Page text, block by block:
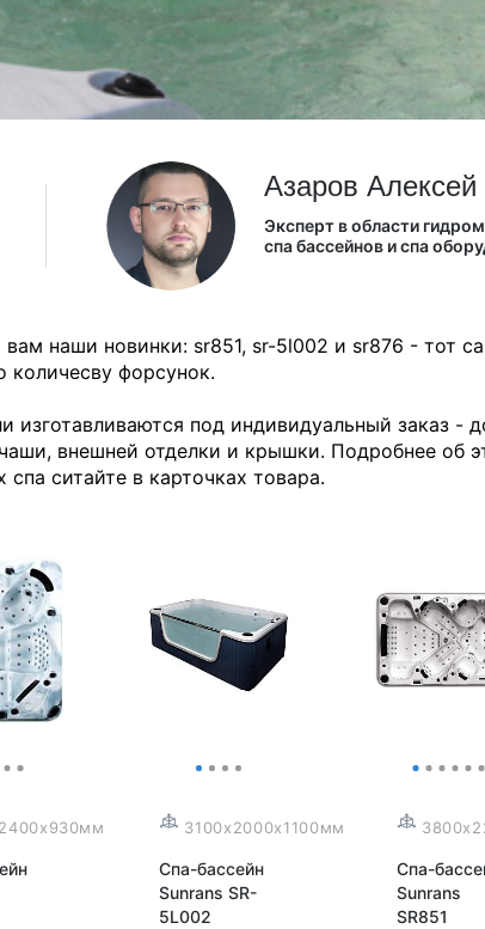
AquaVita
Endless Pool
Азаров Алексей
Эксперт в области
спа бассейнов и спа
вам наши новинки: sr851, sr-5l002 и sr876 - тот
количесву форсунок.
изготавливаются под индивидуальный заказ -
внешней отделки и крышки. Подробнее об
спа ситайте в карточках товара.
3100x2000x1100мм
Спа-бассейн
Sunrans SR-
5L002
Спа-
Sunrans
SR851